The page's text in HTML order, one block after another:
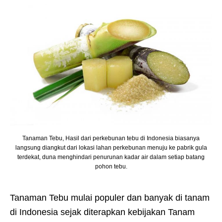
Tanaman Tebu, Hasil dari perkebunan tebu di Indonesia biasanya
langsung diangkut dari lokasi lahan perkebunan menuju ke pabrik gula
terdekat, duna menghindari penurunan kadar air dalam setiap batang
pohon tebu.
Tanaman Tebu mulai populer dan banyak di tanam
di Indonesia sejak diterapkan kebijakan Tanam